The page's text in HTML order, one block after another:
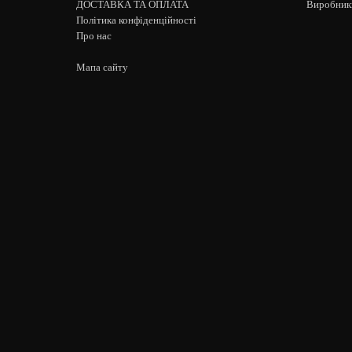
ДОСТАВКА ТА ОПЛАТА
Політика конфіденційності
Про нас
Мапа сайту